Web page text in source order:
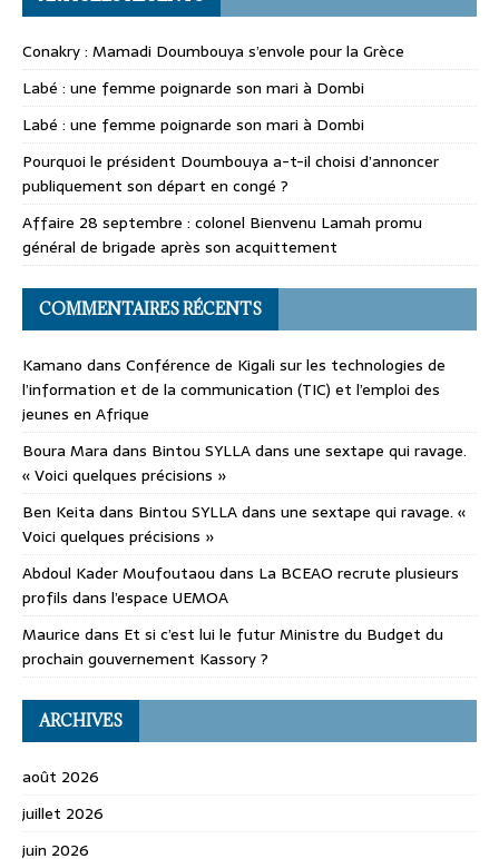
Conakry : Mamadi Doumbouya s’envole pour la Grèce
Labé : une femme poignarde son mari à Dombi
Labé : une femme poignarde son mari à Dombi
Pourquoi le président Doumbouya a-t-il choisi d’annoncer
publiquement son départ en congé ?
Affaire 28 septembre : colonel Bienvenu Lamah promu
général de brigade après son acquittement
COMMENTAIRES RÉCENTS
Kamano dans Conférence de Kigali sur les technologies de
l’information et de la communication (TIC) et l’emploi des
jeunes en Afrique
Boura Mara dans Bintou SYLLA dans une sextape qui ravage.
« Voici quelques précisions »
Ben Keita dans Bintou SYLLA dans une sextape qui ravage. «
Voici quelques précisions »
Abdoul Kader Moufoutaou dans La BCEAO recrute plusieurs
profils dans l’espace UEMOA
Maurice dans Et si c’est lui le futur Ministre du Budget du
prochain gouvernement Kassory ?
ARCHIVES
août 2026
juillet 2026
juin 2026